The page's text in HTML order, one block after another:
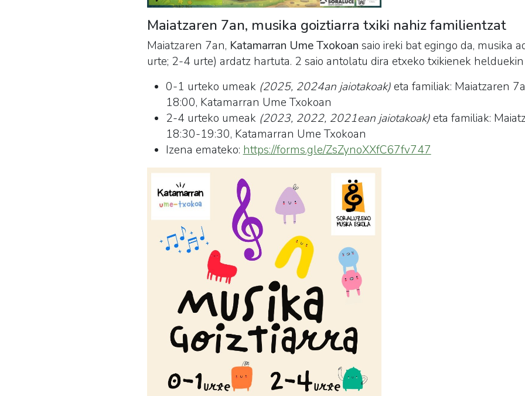
Maiatzaren 7an, musika goiztiarra txiki nahiz familientzat
Maiatzaren 7an, Katamarran Ume Txokoan saio ireki bat egingo da, musika
urte; 2-4 urte) ardatz hartuta. 2 saio antolatu dira etxeko txikienek
0-1 urteko umeak (2025, 2024an jaiotakoak)eta familiak: Maiatzaren
18:00, Katamarran Ume Txokoan
2-4 urteko umeak (2023, 2022, 2021ean jaiotakoak)eta familiak:
18:30-19:30, Katamarran Ume Txokoan
Izena emateko: https://forms.gle/ZsZynoXXfC67fv747